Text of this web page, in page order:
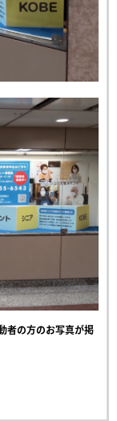
者の方のお写真が掲